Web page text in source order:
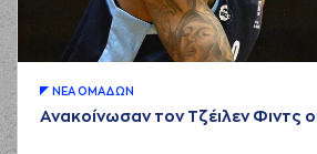
ΝΕA ΟΜAΔΩΝ
Ανακοίνωσαν τον Τζέιλεν Φιντς